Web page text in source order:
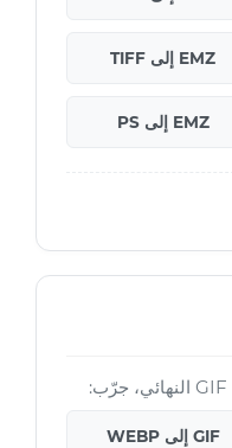
EMZ إلى TIFF
EMZ إلى PS
GIF إلى WEBP